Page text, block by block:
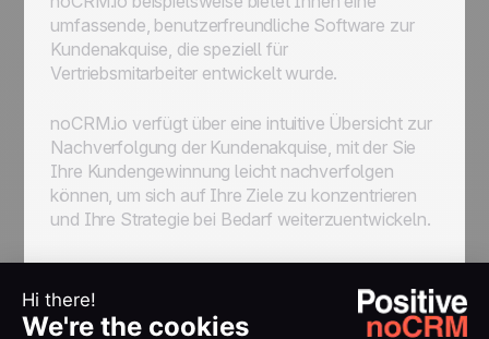
umfassende, benutzerfreundliche Software zur
Kundenakquise, die speziell für
Vertriebsmitarbeiter entwickelt wurde.
noCRM.io verfügt über eine intuitive Übersicht zur
Nachverfolgung der Kundenakquise, mit der Sie
Ihre Kundengewinnung leicht nachverfolgen
können, um sich auf Ihre Ziele zu konzentrieren
und Ihre Strategie bei Bedarf weiterzuentwickeln.
Die Kennzahlen der
Geschäftsperformance